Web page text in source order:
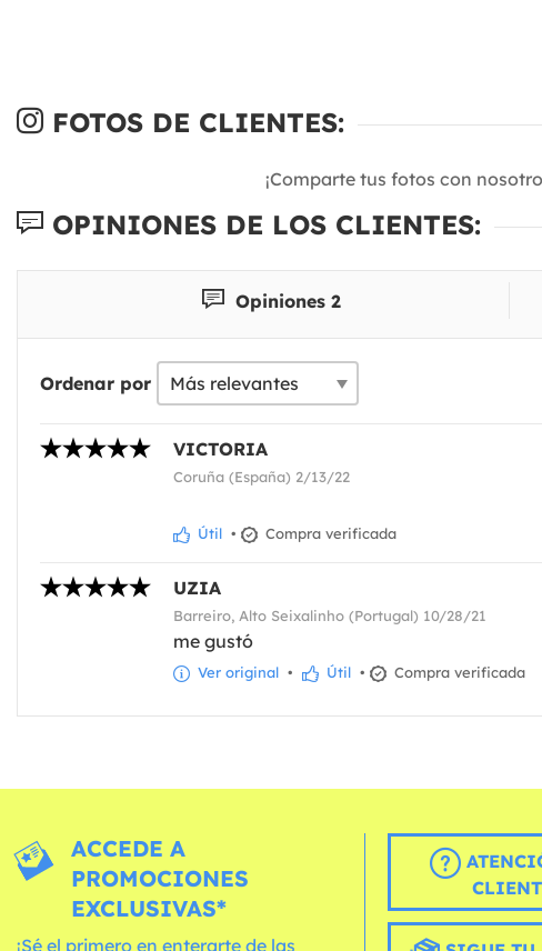
FOTOS DE CLIENTES:
¡Comparte tus fotos con
OPINIONES DE LOS CLIENTES:
Opiniones 2
Ordenar por
VICTORIA
Coruña (España) 2/13/22
Útil • Compra verificada
UZIA
Barreiro, Alto Seixalinho (Portugal) 10/28/21
me gustó
Ver original • Útil • Compra verificada
ACCEDE A
PROMOCIONES
EXCLUSIVAS*
¡Sé el primero en enterarte de las